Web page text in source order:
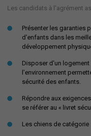
Les candidats à l'agrément
Présenter les garanties
d'enfants dans les
développement
Disposer d'un
l'environnement
sécurité des enfants.
Répondre aux
se référer au « livret
Les chiens de catégorie